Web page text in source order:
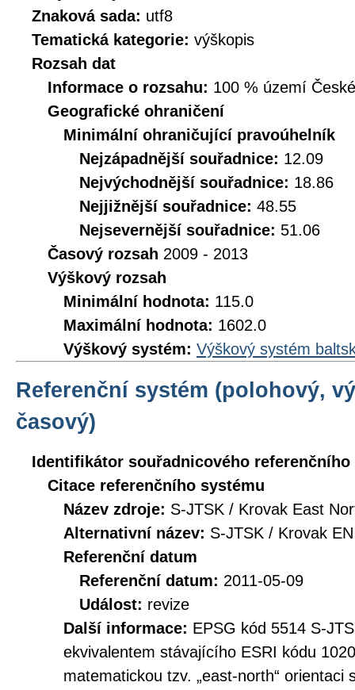
Znaková sada: utf8
Tematická kategorie: výškopis
Rozsah dat
Informace o rozsahu: 100 % území
Geografické ohraničení
Minimální ohraničující pravoúhelník
Nejzápadnější souřadnice: 12.09
Nejvýchodnější souřadnice: 18.86
Nejjižnější souřadnice: 48.55
Nejsevernější souřadnice: 51.06
Časový rozsah 2009 - 2013
Výškový rozsah
Minimální hodnota: 115.0
Maximální hodnota: 1602.0
Výškový systém: Výškový systém
Referenční systém (polohový,
časový)
Identifikátor souřadnicového referenčního
Citace referenčního systému
Název zdroje: S-JTSK / Krovak East
Alternativní název: S-JTSK / Krovak EN
Referenční datum
Referenční datum: 2011-05-09
Událost: revize
Další informace: EPSG kód 5514 S-
ekvivalentem stávajícího ESRI kódu
matematickou tzv. „east-north“ orientaci